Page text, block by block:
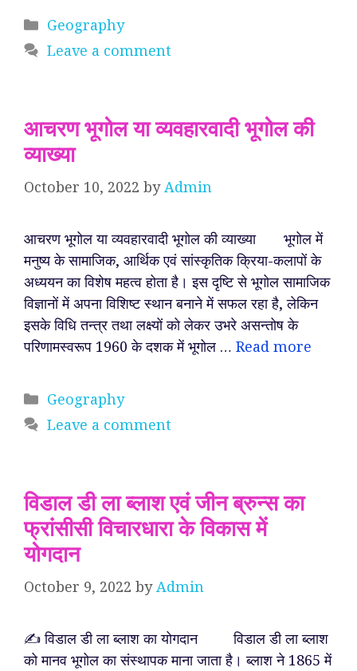
Categories
Geography
Leave a comment
आचरण भूगोल या व्यवहारवादी भूगोल की
व्याख्या
October 10, 2022 byAdmin
आचरण भूगोल या व्यवहारवादी भूगोल की व्याख्या भूगोल में
मनुष्य के सामाजिक, आर्थिक एवं सांस्कृतिक क्रिया-कलापों के
अध्ययन का विशेष महत्व होता है। इस दृष्टि से भूगोल सामाजिक
विज्ञानों में अपना विशिष्ट स्थान बनाने में सफल रहा है, लेकिन
इसके विधि तन्त्र तथा लक्ष्यों को लेकर उभरे असन्तोष के
परिणामस्वरूप 1960 के दशक में भूगोल … Read more
Categories
Geography
Leave a comment
विडाल डी ला ब्लाश एवं जीन ब्रुन्स का
फ्रांसीसी विचारधारा के विकास में
योगदान
October 9, 2022 byAdmin
✍️ विडाल डी ला ब्लाश का योगदान विडाल डी ला ब्लाश
को मानव भूगोल का संस्थापक माना जाता है। ब्लाश ने 1865 में